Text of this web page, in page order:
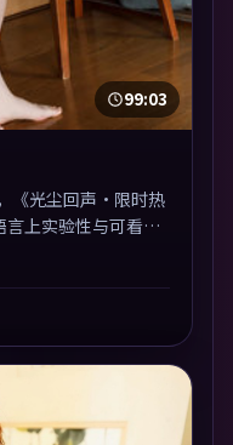
99:03
《光尘回声·限时热
上实验性与可看性
。美术与服化还原